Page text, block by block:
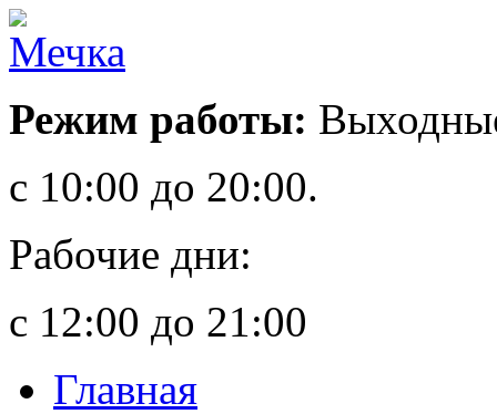
Режим работы:
с 10:00 до 20:00.
Рабочие дни:
с 12:00 до 21:00
Главная